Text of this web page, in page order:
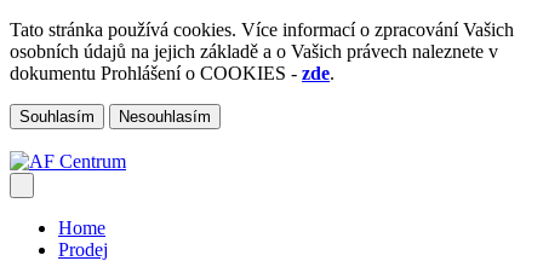
Tato stránka používá cookies. Více informací o zpracování Vašich
osobních údajů na jejich základě a o Vašich právech naleznete v
dokumentu Prohlášení o COOKIES - zde.
Souhlasím Nesouhlasím
Home
Prodej